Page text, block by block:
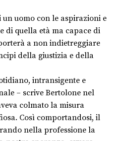
uomo con le aspirazioni e
di quella età ma capace di
a non indietreggiare
della giustizia e della
intransigente e
– scrive Bertolone nel
colmato la misura
Così comportandosi, il
nella professione la